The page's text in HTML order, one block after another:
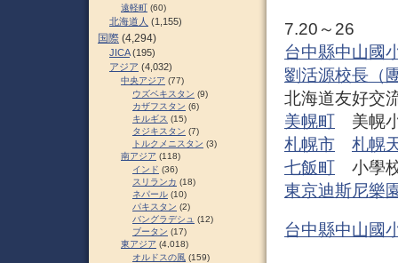
7.20～26
台中縣中山國
劉活源校長（
北海道友好交
美幌町 美幌
札幌市
札幌
七飯町 小學
東京迪斯尼樂
台中縣中山國
遠軽町 (60)
北海道人 (1,155)
国際 (4,294)
JICA(195)
アジア (4,032)
中央アジア (77)
ウズベキスタン (9)
カザフスタン (6)
キルギス (15)
タジキスタン (7)
トルクメニスタン (3)
南アジア (118)
インド (36)
スリランカ (18)
ネパール (10)
パキスタン (2)
バングラデシュ (12)
ブータン (17)
東アジア (4,018)
オルドスの風 (159)